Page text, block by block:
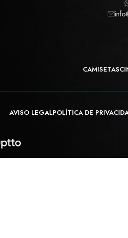
CAMISETAS
AVISO LEGALPOLÍTICA DE